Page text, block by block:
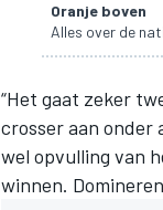
WEC
Oranje boven
Alles over de
“Het gaat zeker
crosser aan onder
wel opvulling van
winnen.